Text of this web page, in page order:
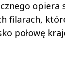
opiera
filarach,
połowę